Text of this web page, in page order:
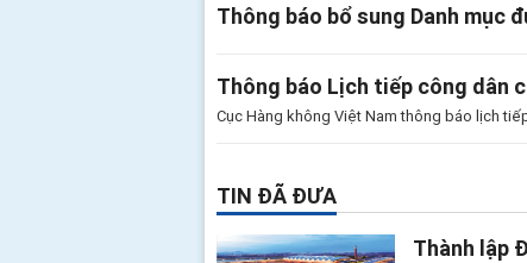
Thông báo bổ sung Danh mục
Thông báo Lịch tiếp công dân
Cục Hàng không Việt Nam thông báo lịch
TIN ĐÃ ĐƯA
Thành lập